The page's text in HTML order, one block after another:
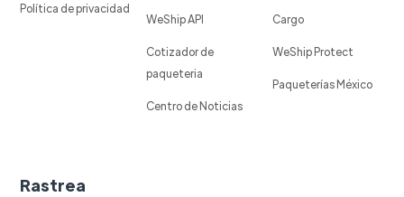
Política de privacidad
WeShip API
Cotizador de
paqueteria
Centro de Noticias
Cargo
WeShip Protect
Paqueterías México
Rastrea